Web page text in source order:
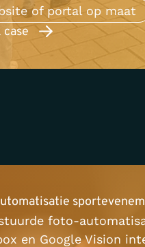
of portal op maat
foto-
en Google Vision